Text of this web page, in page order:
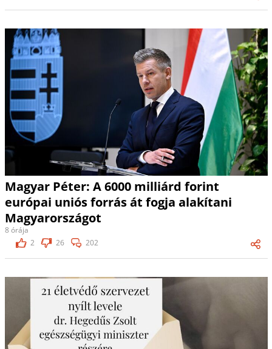
Magyar Péter: A 6000 milliárd forint
európai uniós forrás át fogja alakítani
Magyarországot
8 órája
2
26 202